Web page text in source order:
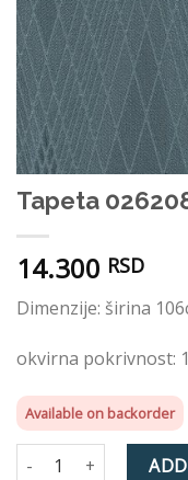
Tapeta
14.300 RSD
Dimenzije: širina
okvirna pokrivnost:
Available on backorder
Tapeta 0262081